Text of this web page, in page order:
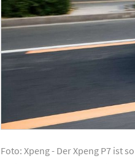
Foto: Xpeng - Der Xpeng P7 ist